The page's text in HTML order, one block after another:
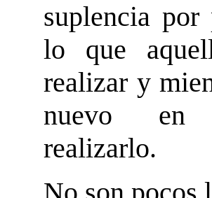
suplencia por
lo que
realizar y
nuevo en
realizarlo.